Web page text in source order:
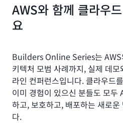
AWS와 함께 클라우
요
Builders Online Series는 AWS
키텍처 모범 사례까지, 실제 데
라인 컨퍼런스입니다. 클라우드
이미 경험이 있으신 분들도 모두
하고, 보호하고, 배포하는 새로
다.